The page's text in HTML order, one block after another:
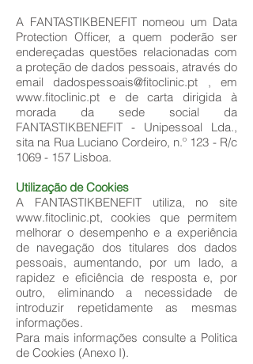
A FANTASTIKBENEFIT nomeou um Data
Protection Officer, a quem poderão ser
endereçadas questões relacionadas com
a proteção de dados pessoais, através do
email dadospessoais@fitoclinic.pt , em
www.fitoclinic.pt e de carta dirigida à
morada da sede social da
FANTASTIKBENEFIT - Unipessoal Lda.,
sita na Rua Luciano Cordeiro, n.º 123 - R/c
1069 - 157 Lisboa.
Utilização de Cookies
A FANTASTIKBENEFIT utiliza, no site
www.fitoclinic.pt, cookies que permitem
melhorar o desempenho e a experiência
de navegação dos titulares dos dados
pessoais, aumentando, por um lado, a
rapidez e eficiência de resposta e, por
outro, eliminando a necessidade de
introduzir repetidamente as mesmas
informações.
Para mais informações consulte a Politica
de Cookies (Anexo I).